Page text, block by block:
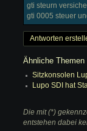
gti steurn
gti 0005 steuer
Antworten
Ähnliche Themen
Sitzkonsolen
Lupo SDI hat
Die mit (*)
entstehen dabei